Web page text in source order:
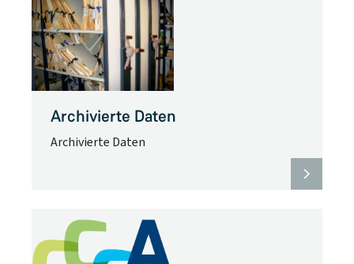
Archivierte Daten
Archivierte Daten